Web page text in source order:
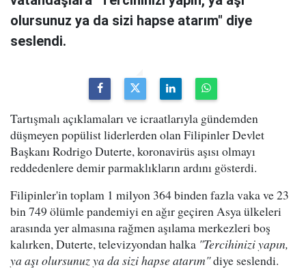
olursunuz ya da sizi hapse atarım" diye
seslendi.
Tartışmalı açıklamaları ve icraatlarıyla gündemden
düşmeyen popülist liderlerden olan Filipinler Devlet
Başkanı Rodrigo Duterte, koronavirüs aşısı olmayı
reddedenlere demir parmaklıkların ardını gösterdi.
Filipinler'in toplam 1 milyon 364 binden fazla vaka ve 23
bin 749 ölümle pandemiyi en ağır geçiren Asya ülkeleri
arasında yer almasına rağmen aşılama merkezleri boş
kalırken, Duterte, televizyondan halka "Tercihinizi yapın,
ya aşı olursunuz ya da sizi hapse atarım"diye seslendi.